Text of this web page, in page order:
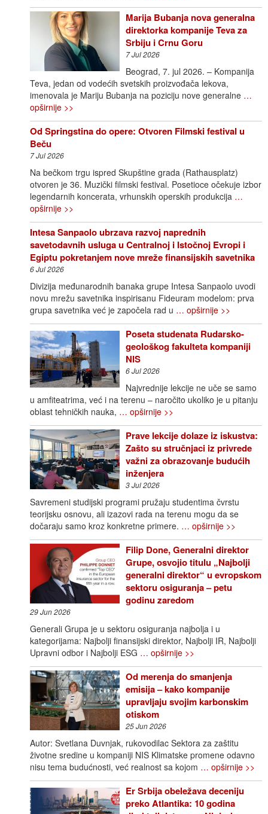
Marija Bubanja nova generalna
direktorka kompanije Teva za
Srbiju i Crnu Goru
7 Jul 2026
Beograd, 7. jul 2026. – Kompanija
Teva, jedan od vodećih svetskih proizvođača lekova,
imenovala je Mariju Bubanja na poziciju nove generalne …
opširnije >>
Od Springstina do opere: Otvoren Filmski festival u
Beču
7 Jul 2026
Na bečkom trgu ispred Skupštine grada (Rathausplatz)
otvoren je 36. Muzički filmski festival. Posetioce očekuje izbor
legendarnih koncerata, vrhunskih operskih produkcija …
opširnije >>
Intesa Sanpaolo ubrzava razvoj naprednih
savetodavnih usluga u Centralnoj i Istočnoj Evropi i
Egiptu pokretanjem nove mreže finansijskih savetnika
6 Jul 2026
Divizija međunarodnih banaka grupe Intesa Sanpaolo uvodi
novu mrežu savetnika inspirisanu Fideuram modelom: prva
grupa savetnika već je započela rad u … opširnije >>
Poseta studenata Rudarsko-
geološkog fakulteta kompaniji
NIS
6 Jul 2026
Najvrednije lekcije ne uče se samo
u amfiteatrima, već i na terenu – naročito ukoliko je u pitanju
oblast tehničkih nauka, … opširnije >>
Prave lekcije dolaze iz iskustva:
Zašto su stručnjaci iz privrede
važni za obrazovanje budućih
inženjera
3 Jul 2026
Savremeni studijski programi pružaju studentima čvrstu
teorijsku osnovu, ali izazovi rada na terenu mogu da se
dočaraju samo kroz konkretne primere. … opširnije >>
Filip Done, Generalni direktor
Grupe, osvojio titulu „Najbolji
generalni direktor“ u evropskom
sektoru osiguranja – petu
godinu zaredom
29 Jun 2026
Generali Grupa je u sektoru osiguranja najbolja i u
kategorijama: Najbolji finansijski direktor, Najbolji IR, Najbolji
Upravni odbor i Najbolji ESG … opširnije >>
Od merenja do smanjenja
emisija – kako kompanije
upravljaju svojim karbonskim
otiskom
25 Jun 2026
Autor: Svetlana Duvnjak, rukovodilac Sektora za zaštitu
životne sredine u kompaniji NIS Klimatske promene odavno
nisu tema budućnosti, već realnost sa kojom … opširnije >>
Er Srbija obeležava deceniju
preko Atlantika: 10 godina